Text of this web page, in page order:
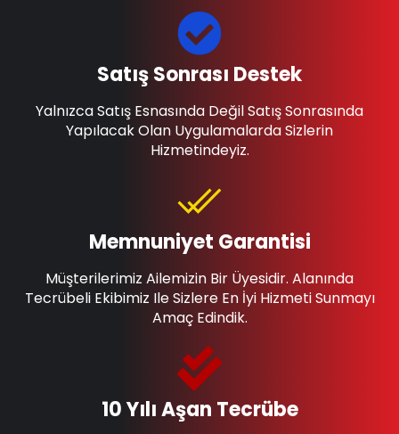
10 Yılı Aşan Tecrübe
Memnuniyet Garantisi
Müşterilerimiz Ailemizin Bir Üyesidir. Alanında
Tecrübeli Ekibimiz Ile Sizlere En İyi Hizmeti Sunmayı
Amaç Edindik.
Satış Sonrası Destek
Yalnızca Satış Esnasında Değil Satış Sonrasında
Yapılacak Olan Uygulamalarda Sizlerin
Hizmetindeyiz.